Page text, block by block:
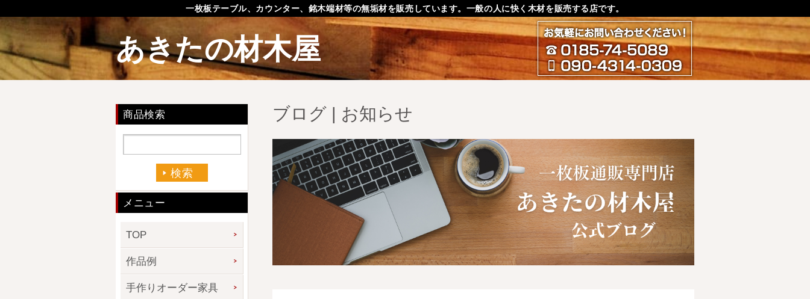
一枚板テーブル、カウンター、銘木端材等の無垢材を販売しています。一般の人に快く木材を販売する店です。
あきたの材木屋
お気軽にお問い合わせ下さ
0185-74-5089
090-4314-0309
ブログ | お知らせ
商品検索
メニュー
TOP
作品例
手作りオーダー家具